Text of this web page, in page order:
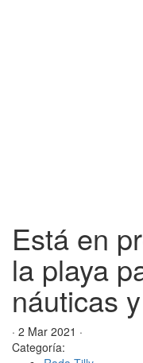
Está en
la playa
náuticas
· 2 Mar 2021 ·
Categoría: